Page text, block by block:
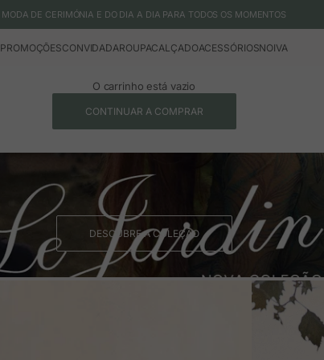
MODA DE CERIMÓNIA E DO DIA A DIA PARA TODOS OS MOMENTOS
PROMOÇÕESCONVIDADAROUPACALÇADOACESSÓRIOSNOIVA
O carrinho está vazio
CONTINUAR A COMPRAR
DESCUBRE A COLEÇÃO